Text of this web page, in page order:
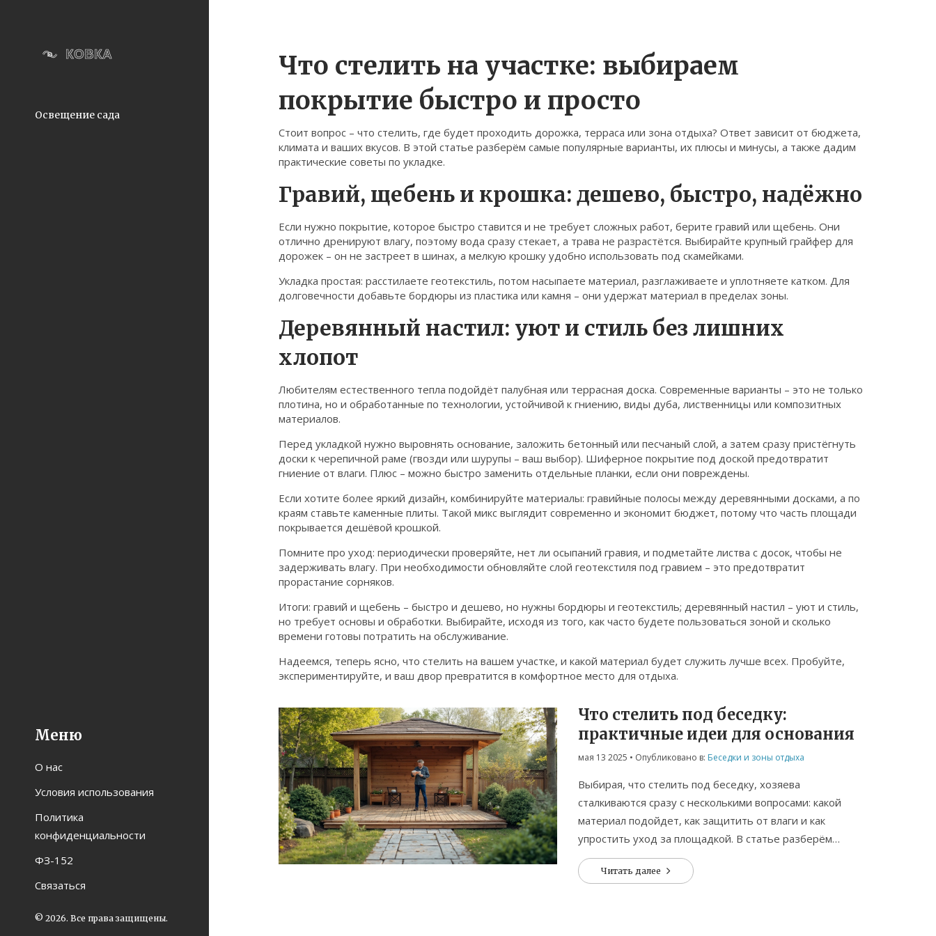
Освещение сада
Меню
О нас
Условия использования
Политика
конфиденциальности
ФЗ-152
Связаться
© 2026. Все права защищены.
Что стелить на участке: выбираем
покрытие быстро и просто
Стоит вопрос – что стелить, где будет проходить дорожка, терраса или зона отдыха? Ответ зависит от бюджета,
климата и ваших вкусов. В этой статье разберём самые популярные варианты, их плюсы и минусы, а также дадим
практические советы по укладке.
Гравий, щебень и крошка: дешево, быстро, надёжно
Если нужно покрытие, которое быстро ставится и не требует сложных работ, берите гравий или щебень. Они
отлично дренируют влагу, поэтому вода сразу стекает, а трава не разрастётся. Выбирайте крупный грайфер для
дорожек – он не застреет в шинах, а мелкую крошку удобно использовать под скамейками.
Укладка простая: расстилаете геотекстиль, потом насыпаете материал, разглаживаете и уплотняете катком. Для
долговечности добавьте бордюры из пластика или камня – они удержат материал в пределах зоны.
Деревянный настил: уют и стиль без лишних
хлопот
Любителям естественного тепла подойдёт палубная или террасная доска. Современные варианты – это не только
плотина, но и обработанные по технологии, устойчивой к гниению, виды дуба, лиственницы или композитных
материалов.
Перед укладкой нужно выровнять основание, заложить бетонный или песчаный слой, а затем сразу пристёгнуть
доски к черепичной раме (гвозди или шурупы – ваш выбор). Шиферное покрытие под доской предотвратит
гниение от влаги. Плюс – можно быстро заменить отдельные планки, если они повреждены.
Если хотите более яркий дизайн, комбинируйте материалы: гравийные полосы между деревянными досками, а по
краям ставьте каменные плиты. Такой микс выглядит современно и экономит бюджет, потому что часть площади
покрывается дешёвой крошкой.
Помните про уход: периодически проверяйте, нет ли осыпаний гравия, и подметайте листва с досок, чтобы не
задерживать влагу. При необходимости обновляйте слой геотекстиля под гравием – это предотвратит
прорастание сорняков.
Итоги: гравий и щебень – быстро и дешево, но нужны бордюры и геотекстиль; деревянный настил – уют и стиль,
но требует основы и обработки. Выбирайте, исходя из того, как часто будете пользоваться зоной и сколько
времени готовы потратить на обслуживание.
Надеемся, теперь ясно, что стелить на вашем участке, и какой материал будет служить лучше всех. Пробуйте,
экспериментируйте, и ваш двор превратится в комфортное место для отдыха.
Что стелить под беседку:
практичные идеи для основания
мая 13 2025 • Опубликовано в: Беседки и зоны отдыха
Выбирая, что стелить под беседку, хозяева
сталкиваются сразу с несколькими вопросами: какой
материал подойдет, как защитить от влаги и как
упростить уход за площадкой. В статье разберём
плюсы и минусы популярных вариантов, от классических
досок до современных пластиковых плит. Поделимся
Читать далее